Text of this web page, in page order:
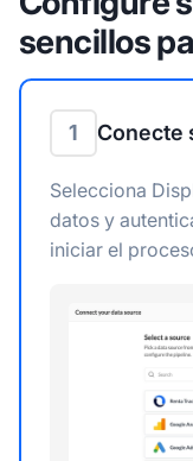
sencillos
1 Conecte
Selecciona
datos y
iniciar el